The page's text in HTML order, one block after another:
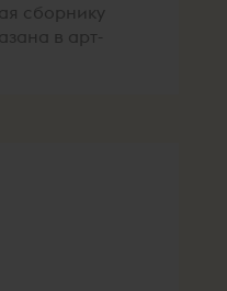
сборнику
в арт-